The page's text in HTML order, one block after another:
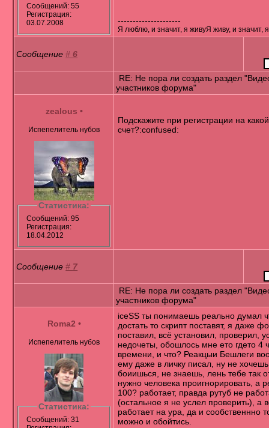
Сообщений: 55
Регистрация:
03.07.2008
---------------------
Я люблю, и значит, я живуЯ живу, и значит,
Сообщение#6
RE: Не пора ли создать раздел
участников форума"
zealous •
Испепелитель нубов
Статистика:
Сообщений: 95
Регистрация:
18.04.2012
Подскажите при регистрации на
счет?:confused:
Сообщение# 7
RE: Не пора ли создать раздел
участников форума"
Roma2 •
Испепелитель нубов
Статистика:
Сообщений: 31
iceSS ты понимаешь реально думал
достать то скрипт поставят, я даже
поставил, всё установил, проверил,
недочеты, обошлось мне ето гдето 4
времени, и что? Реакцыи Бешлеги
ему даже в личку писал, ну не хочешь
боиишься, не знаешь, лень тебе так
нужно человека проигнорировать, а
100? работает, правда рутуб не
(остальное я не услел проверить), а
работает на ура, да и сообственнно
можно и обойтись.